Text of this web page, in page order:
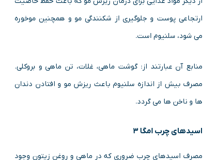
ارتجاعی پوست و جلوگیری از شکنندگی مو و همچنین موخوره
می شود، سلنیوم است.
منابع آن عبارتند از: گوشت ماهی، غلات، تن ماهی و بروکلی.
مصرف بیش از اندازه سلنیوم باعث ریزش مو و افتادن دندان
ها و ناخن ها می گردد.
اسیدهای چرب امگا ۳
مصرف اسیدهای چرب ضروری که در ماهی و روغن زیتون وجود